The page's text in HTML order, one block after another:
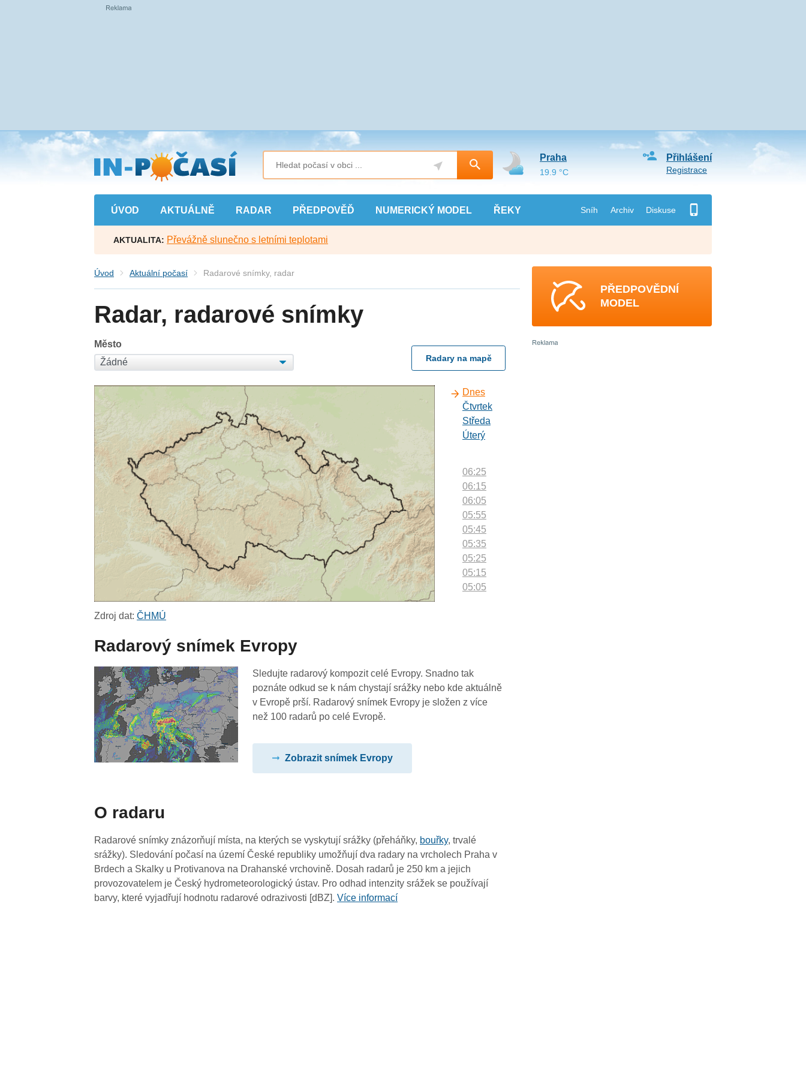
Přejít
na
hlavní
obsah
ÚVOD AKTUÁLNĚ RADAR PŘEDPOVĚĎ NUMERICKÝ MODEL ŘEKY Sníh Archiv Diskuse
Přihlášení
Registrace
Praha
19.9 °C
AKTUALITA: Převážně slunečno s letními teplotami
Úvod Aktuální počasí Radarové snímky, radar
Radar, radarové snímky
Město
Radary na mapě
Dnes
Čtvrtek
Středa
Úterý
06:25
06:15
06:05
05:55
05:45
05:35
05:25
05:15
05:05
04:05
03:55
03:45
02:05
01:55
01:45
01:35
Zdroj dat:ČHMÚ
Radarový snímek Evropy
Sledujte radarový kompozit celé Evropy. Snadno tak
poznáte odkud se k nám chystají srážky nebo kde aktuálně
v Evropě prší. Radarový snímek Evropy je složen z více
než 100 radarů po celé Evropě.
Zobrazit snímek Evropy
O radaru
Radarové snímky znázorňují místa, na kterých se vyskytují srážky (přeháňky, bouřky, trvalé
srážky). Sledování počasí na území České republiky umožňují dva radary na vrcholech Praha v
Brdech a Skalky u Protivanova na Drahanské vrchovině. Dosah radarů je 250 km a jejich
provozovatelem je Český hydrometeorologický ústav. Pro odhad intenzity srážek se používají
barvy, které vyjadřují hodnotu radarové odrazivosti [dBZ].Více informací
PŘEDPOVĚDNÍ
MODEL